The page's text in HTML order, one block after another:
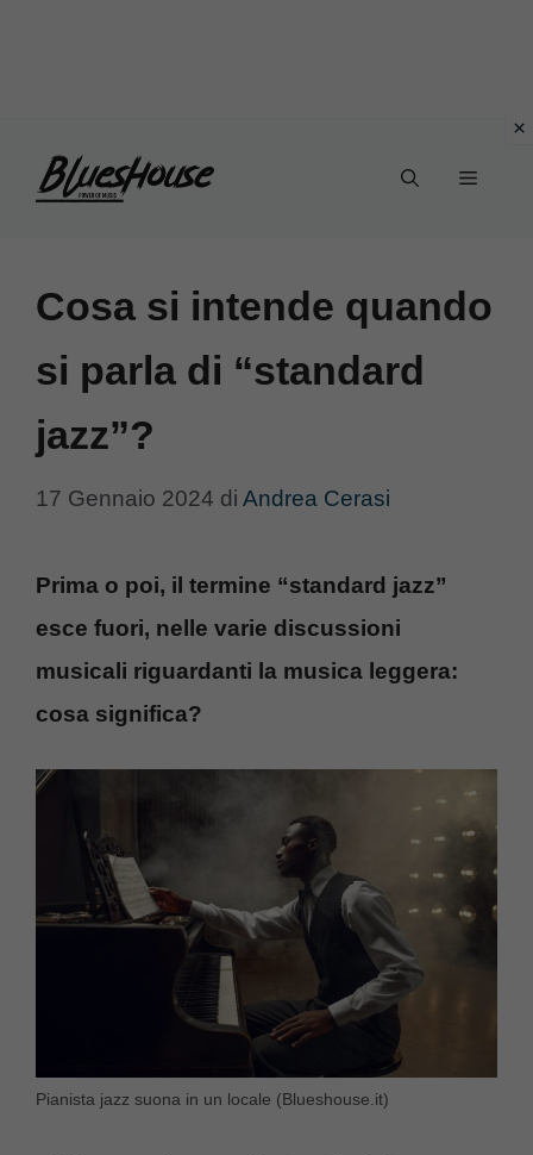
Menu
Cosa si intende quando
si parla di “standard
jazz”?
17 Gennaio 2024 di Andrea Cerasi
Prima o poi, il termine “standard jazz”
esce fuori, nelle varie discussioni
musicali riguardanti la musica leggera:
cosa significa?
Pianista jazz suona in un locale (Blueshouse.it)